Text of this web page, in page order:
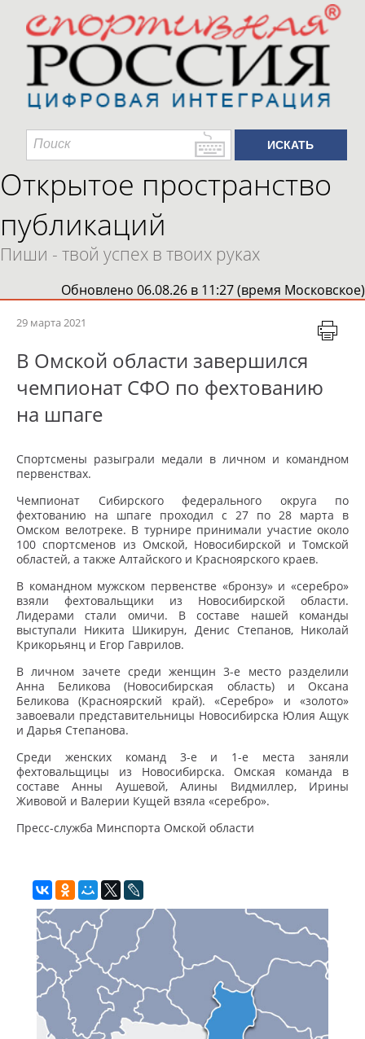
Открытое пространство
публикаций
Пиши - твой успех в твоих руках
Обновлено 06.08.26 в 11:27 (время Московское)
29 марта 2021
В Омской области завершился
чемпионат СФО по фехтованию
на шпаге
Спортсмены разыграли медали в личном и командном
первенствах.
Чемпионат Сибирского федерального округа по
фехтованию на шпаге проходил с 27 по 28 марта в
Омском велотреке. В турнире принимали участие около
100 спортсменов из Омской, Новосибирской и Томской
областей, а также Алтайского и Красноярского краев.
В командном мужском первенстве «бронзу» и «серебро»
взяли фехтовальщики из Новосибирской области.
Лидерами стали омичи. В составе нашей команды
выступали Никита Шикирун, Денис Степанов, Николай
Крикорьянц и Егор Гаврилов.
В личном зачете среди женщин 3-е место разделили
Анна Беликова (Новосибирская область) и Оксана
Беликова (Красноярский край). «Серебро» и «золото»
завоевали представительницы Новосибирска Юлия Ащук
и Дарья Степанова.
Среди женских команд 3-е и 1-е места заняли
фехтовальщицы из Новосибирска. Омская команда в
составе Анны Аушевой, Алины Видмиллер, Ирины
Живовой и Валерии Кущей взяла «серебро».
Пресс-служба Минспорта Омской области